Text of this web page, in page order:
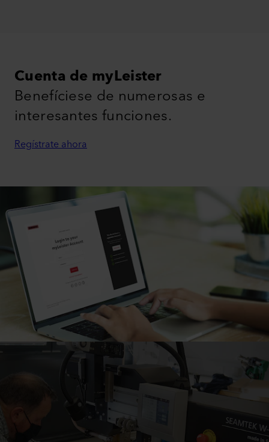
Cuenta de myLeister
Benefíciese de numerosas e
interesantes funciones.
Regístrate ahora